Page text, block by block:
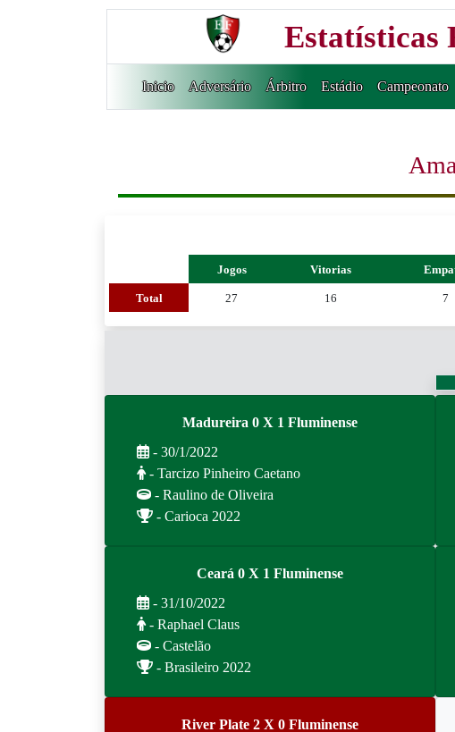
Estatísticas
Inicio Adversário Árbitro Estádio Campeonato
Jogos Vitorias
Total 27 16 7
Madureira 0 X 1 Fluminense
- 30/1/2022
- Tarcizo Pinheiro Caetano
- Raulino de Oliveira
- Carioca 2022
Ceará 0 X 1 Fluminense
- 31/10/2022
- Raphael Claus
- Castelão
- Brasileiro 2022
River Plate 2 X 0 Fluminense